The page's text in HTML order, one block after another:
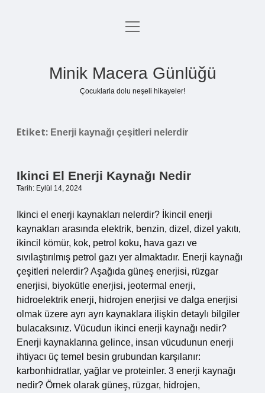
Anasayfa
menüyü
Minik Macera Günlüğü
Çocuklarla dolu neşeli hikayeler!
Etiket: Enerji kaynağı çeşitleri nelerdir
Ikinci El Enerji Kaynağı Nedir
Tarih: Eylül 14, 2024
Ikinci el enerji kaynakları nelerdir? İkincil enerji
kaynakları arasında elektrik, benzin, dizel, dizel yakıtı,
ikincil kömür, kok, petrol koku, hava gazı ve
sıvılaştırılmış petrol gazı yer almaktadır. Enerji kaynağı
çeşitleri nelerdir? Aşağıda güneş enerjisi, rüzgar
enerjisi, biyokütle enerjisi, jeotermal enerji,
hidroelektrik enerji, hidrojen enerjisi ve dalga enerjisi
olmak üzere ayrı ayrı kaynaklara ilişkin detaylı bilgiler
bulacaksınız. Vücudun ikinci enerji kaynağı nedir?
Enerji kaynaklarına gelince, insan vücudunun enerji
ihtiyacı üç temel besin grubundan karşılanır:
karbonhidratlar, yağlar ve proteinler. 3 enerji kaynağı
nedir? Örnek olarak güneş, rüzgar, hidrojen,